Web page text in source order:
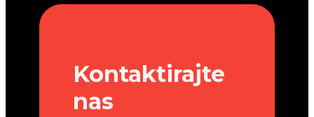
Kontaktirajte
nas